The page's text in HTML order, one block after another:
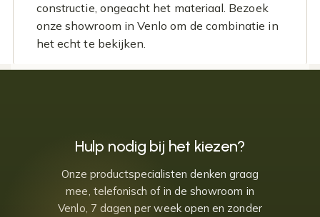
constructie, ongeacht het materiaal. Bezoek
onze showroom in Venlo om de combinatie in
het echt te bekijken.
Hulp nodig bij het kiezen?
Onze productspecialisten denken graag
mee, telefonisch of in de showroom in
Venlo, 7 dagen per week open en zonder